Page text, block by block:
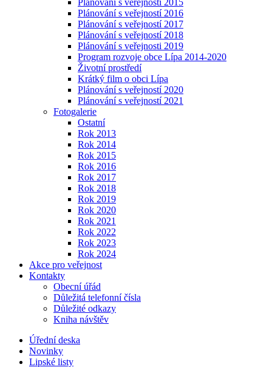
Plánování s veřejností 2015
Plánování s veřejností 2016
Plánování s veřejností 2017
Plánování s veřejností 2018
Plánování s veřejnosti 2019
Program rozvoje obce Lípa 2014-2020
Životní prostředí
Krátký film o obci Lípa
Plánování s veřejností 2020
Plánování s veřejností 2021
Fotogalerie
Ostatní
Rok 2013
Rok 2014
Rok 2015
Rok 2016
Rok 2017
Rok 2018
Rok 2019
Rok 2020
Rok 2021
Rok 2022
Rok 2023
Rok 2024
Akce pro veřejnost
Kontakty
Obecní úřád
Důležitá telefonní čísla
Důležité odkazy
Kniha návštěv
Úřední deska
Novinky
Lipské listy